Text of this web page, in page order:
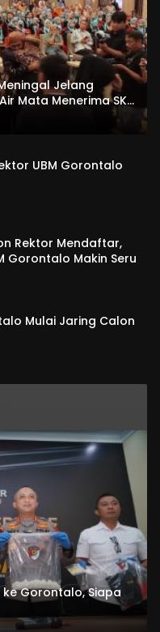
Jelang
Mata Menerima SKL
UBM Gorontalo
Rektor Mendaftar,
Gorontalo Makin Seru
Mulai Jaring Calon
ke Gorontalo, Siapa